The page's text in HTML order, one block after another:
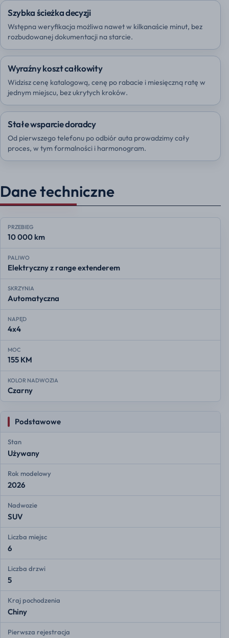
Szybka ścieżka decyzji
Wstępna weryfikacja możliwa nawet w kilkanaście minut, bez
rozbudowanej dokumentacji na starcie.
Wyraźny koszt całkowity
Widzisz cenę katalogową, cenę po rabacie i miesięczną ratę w
jednym miejscu, bez ukrytych kroków.
Stałe wsparcie doradcy
Od pierwszego telefonu po odbiór auta prowadzimy cały
proces, w tym formalności i harmonogram.
Dane techniczne
PRZEBIEG
10 000 km
PALIWO
Elektryczny z range extenderem
SKRZYNIA
Automatyczna
NAPĘD
4x4
MOC
155 KM
KOLOR NADWOZIA
Czarny
Podstawowe
Stan
Używany
Rok modelowy
2026
Nadwozie
SUV
Liczba miejsc
6
Liczba drzwi
5
Kraj pochodzenia
Chiny
Pierwsza rejestracja